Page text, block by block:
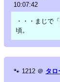
10:07:42
・・・まじで
頃。
🐾 1212 ＠ タ